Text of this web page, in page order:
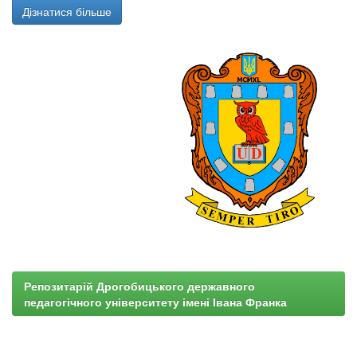
Дізнатися більше
Репозитарій Дрогобицького державного
педагогічного університету імені Івана Франка